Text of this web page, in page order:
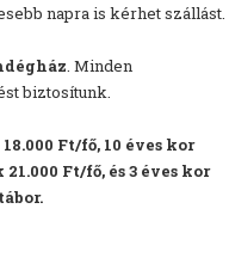
napra is kérhet szállást.
. Minden
biztosítunk.
Ft/fő, 10 éves kor
Ft/fő, és 3 éves kor